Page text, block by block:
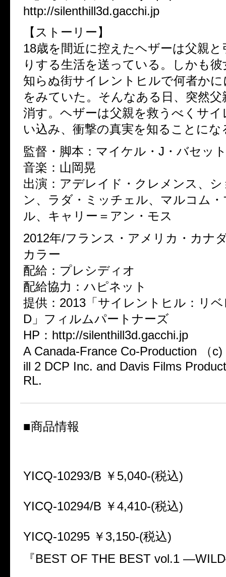
http://silenthill3d.gacchi.jp
【ストーリー】
18歳を間近に控えたヘザーは父親
りする生活を送っている。しかも
知らぬ街サイレントヒルで何者か
をみていた。そんなある日、突然父
消す。ヘザーは父親を救うべくサ
い込み、衝撃の真実を知ることに
監督・脚本：マイケル・J・バセッ
音楽：山岡晃
出演：アデレイド・クレメンス、
ン、ラダ・ミッチェル、マルコム
ル、キャリー＝アン・モス
2012年/フランス・アメリカ・カナ
カラー
配給：プレシディオ
配給協力：ハピネット
提供：2013「サイレントヒル：リ
D」フィルムパートナーズ
HP：http://silenthill3d.gacchi.jp
A Canada-France Co-Production （
ill 2 DCP Inc. and Davis Films
RL.
■商品情報
YICQ-10293/B ￥5,040-(税込)
YICQ-10294/B ￥4,410-(税込)
YICQ-10295 ￥3,150-(税込)
『BEST OF THE BEST vol.1